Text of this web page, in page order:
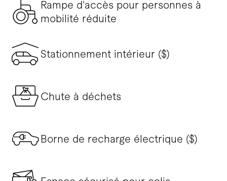
Rampe d'accès pour personnes à
mobilité réduite
Stationnement intérieur ($)
Chute à déchets
Borne de recharge électrique ($)